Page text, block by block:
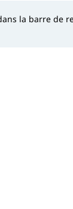
la barre de